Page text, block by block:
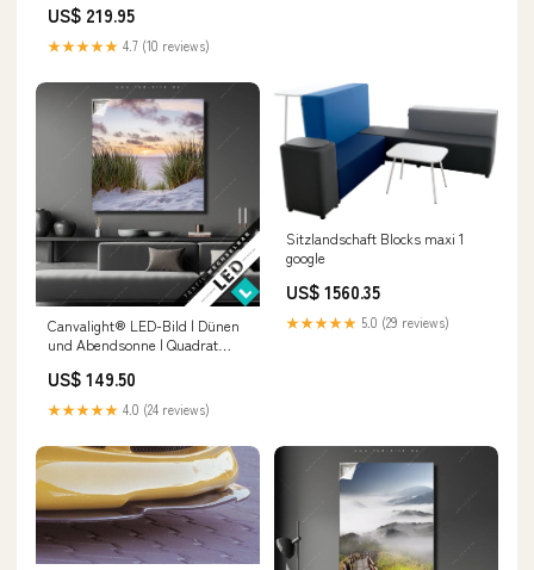
US$ 219.95
★★★★★ 4.7 (10 reviews)
Canvalight® LED-Bild | Dünen
und Abendsonne | Quadrat
US$ 149.50
★★★★★ 4.0 (24 reviews)
Sitzlandschaft Blocks maxi 1
google
US$ 1560.35
★★★★★ 5.0 (29 reviews)